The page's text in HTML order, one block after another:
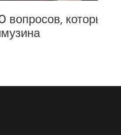
следует